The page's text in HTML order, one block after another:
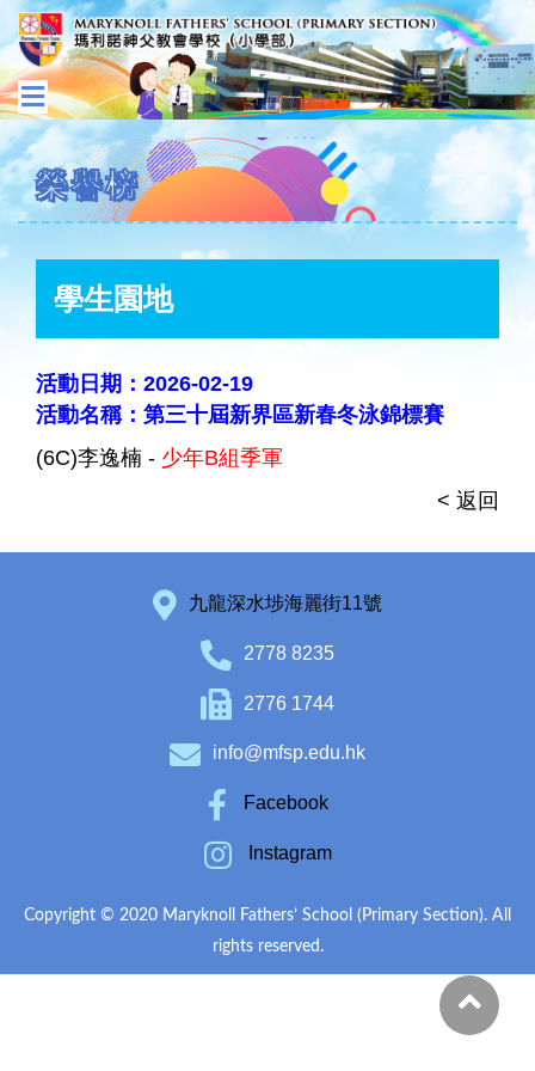
榮譽榜
學生園地
活動日期：2026-02-19
活動名稱：第三十屆新界區新春冬泳錦標賽
(6C)李逸楠 - 少年B組季軍
< 返回
九龍深水埗海麗街11號
2778 8235
2776 1744
info@mfsp.edu.hk
Facebook
Instagram
Copyright © 2020 Maryknoll Fathers’ School (Primary Section). All
rights reserved.